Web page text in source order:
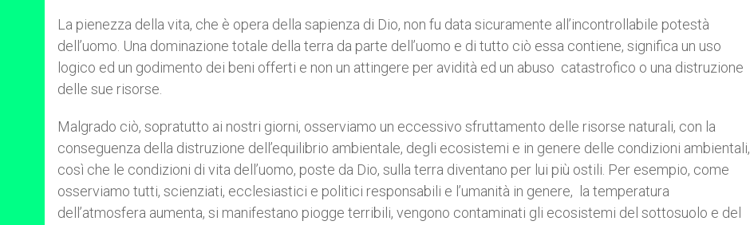
La pienezza della vita, che è opera della sapienza di Dio, non fu data sicuramente all’incontrollabile potestà
dell’uomo. Una dominazione totale della terra da parte dell’uomo e di tutto ciò essa contiene, significa un uso
logico ed un godimento dei beni offerti e non un attingere per avidità ed un abuso catastrofico o una distruzione
delle sue risorse.
Malgrado ciò, sopratutto ai nostri giorni, osserviamo un eccessivo sfruttamento delle risorse naturali, con la
conseguenza della distruzione dell’equilibrio ambientale, degli ecosistemi e in genere delle condizioni ambientali,
così che le condizioni di vita dell’uomo, poste da Dio, sulla terra diventano per lui più ostili. Per esempio, come
osserviamo tutti, scienziati, ecclesiastici e politici responsabili e l’umanità in genere, la temperatura
dell’atmosfera aumenta, si manifestano piogge terribili, vengono contaminati gli ecosistemi del sottosuolo e del